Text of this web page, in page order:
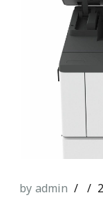
by admin